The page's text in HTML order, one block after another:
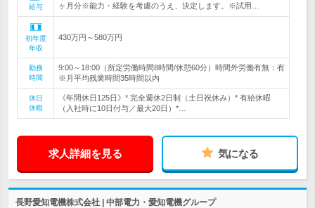
給与
ヶ月分※能力・経験を考慮のうえ、決定します。※試用…
初年度
年収
430万円～580万円
勤務
時間
9:00～18:00（所定労働時間8時間/休憩60分）時間外労働有無：有
※月平均残業時間35時間以内
休日
休暇
《年間休日125日》* 完全週休2日制（土日祝休み）* 有給休暇
（入社時に10日付与／最大20日）*…
求人詳細を見る 気になる
長野愛知電機株式会社 | 中部電力・愛知電機グループ